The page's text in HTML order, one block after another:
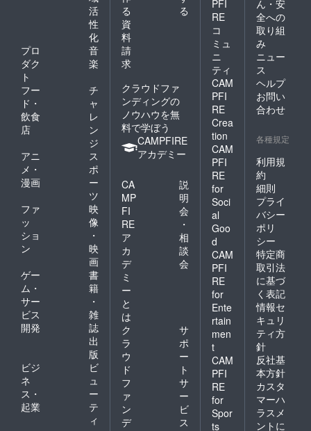
活
性
化
プロ
ダク
ト
音
楽
フー
ド・
飲食
店
チ
ャ
レ
ン
ジ
アニ
メ・
漫画
ス
ポ
ー
ツ
ファ
ッ
ショ
ン
映
像
・
映
画
ゲー
ム・
サー
ビス
開発
書
籍
・
雑
誌
出
版
ビジ
ネ
ス・
起業
ビ
ュ
ー
テ
ィ
る
る
資
料
請
求
クラウドファ
ンディングの
ノウハウを無
料で学ぼう
CAMPFIRE
アカデミー
CA
MP
FI
RE
ア
カ
デ
ミ
ー
と
は
説
明
会
・
相
談
会
ク
ラ
ウ
ド
フ
ァ
ン
デ
サ
ポ
ー
ト
サ
ー
ビ
ス
PFI
RE
コ
ミュ
ニ
ティ
CAM
PFI
RE
Crea
tion
CAM
PFI
RE
for
Soci
al
Goo
d
CAM
PFI
RE
for
Ente
rtain
men
t
CAM
PFI
RE
for
Spor
ts
ん・安
全への
取り組
み
ニュー
ス
ヘルプ
お問い
合わせ
各種規定
利用規
約
細則
プライ
バシー
ポリ
シー
特定商
取引法
に基づ
く表記
情報セ
キュリ
ティ方
針
反社基
本方針
カスタ
マーハ
ラスメ
ントに